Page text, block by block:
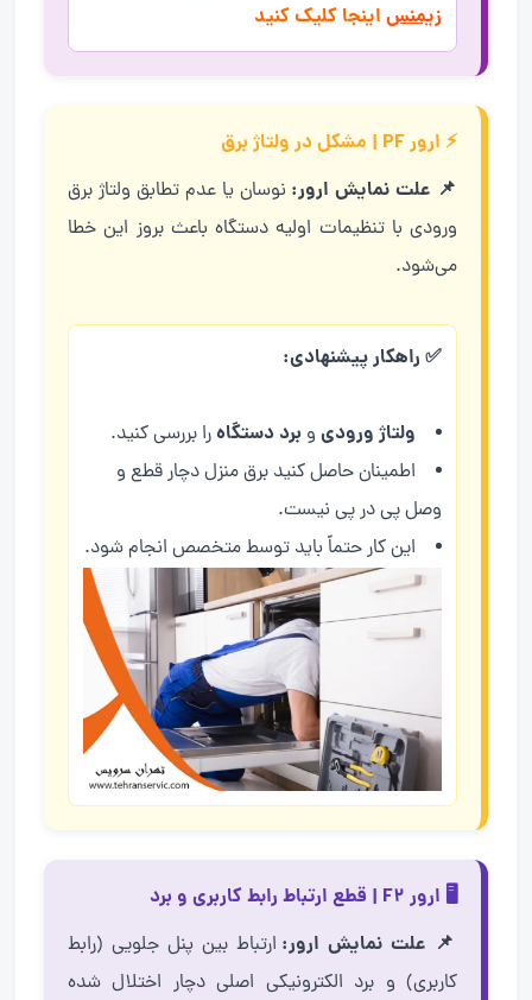
زیمنس اینجا کلیک کنید
⚡ ارور PF | مشکل در ولتاژ برق
📌 علت نمایش ارور: نوسان یا عدم تطابق ولتاژ برق
ورودی با تنظیمات اولیه دستگاه باعث بروز این خطا
می‌شود.
✅ راهکار پیشنهادی:
ولتاژ ورودی و برد دستگاهرا بررسی کنید.
اطمینان حاصل کنید برق منزل دچار قطع و
وصل پی در پی نیست.
این کار حتماً باید توسط متخصص انجام شود.
🖥️ ارور F2 | قطع ارتباط رابط کاربری و برد
📌 علت نمایش ارور: ارتباط بین پنل جلویی (رابط
کاربری) و برد الکترونیکی اصلی دچار اختلال شده